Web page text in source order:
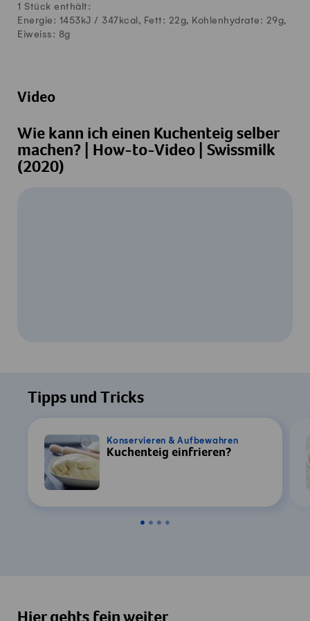
1 Stück enthält:
Energie: 1453kJ / 347 kcal, Fett: 22g, Kohlenhydrate: 29g,
Eiweiss: 8g
Video
Wie kann ich einen Kuchenteig selber
machen? | How-to-Video | Swissmilk
(2020)
Ihre Zustimmung zur Datenverarbeitung
durch YouTube erforderlich. Details finden
Einstellungen
Tipps und Tricks
Konservieren & Aufbewahren
Kuchenteig einfrieren?